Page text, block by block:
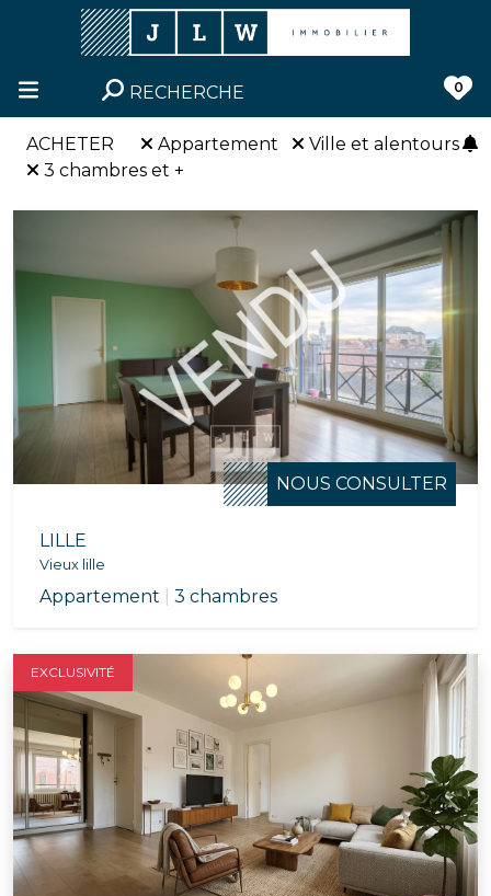
RECHERCHE 0
ACHETER Appartement
Ville et alentours
3 chambres et +
NOUS CONSULTER
LILLE
Vieux lille
Appartement 3 chambres
EXCLUSIVITÉ